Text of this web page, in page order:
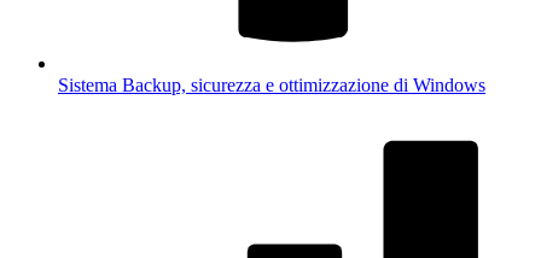
Sistema Backup, sicurezza e ottimizzazione di Windows